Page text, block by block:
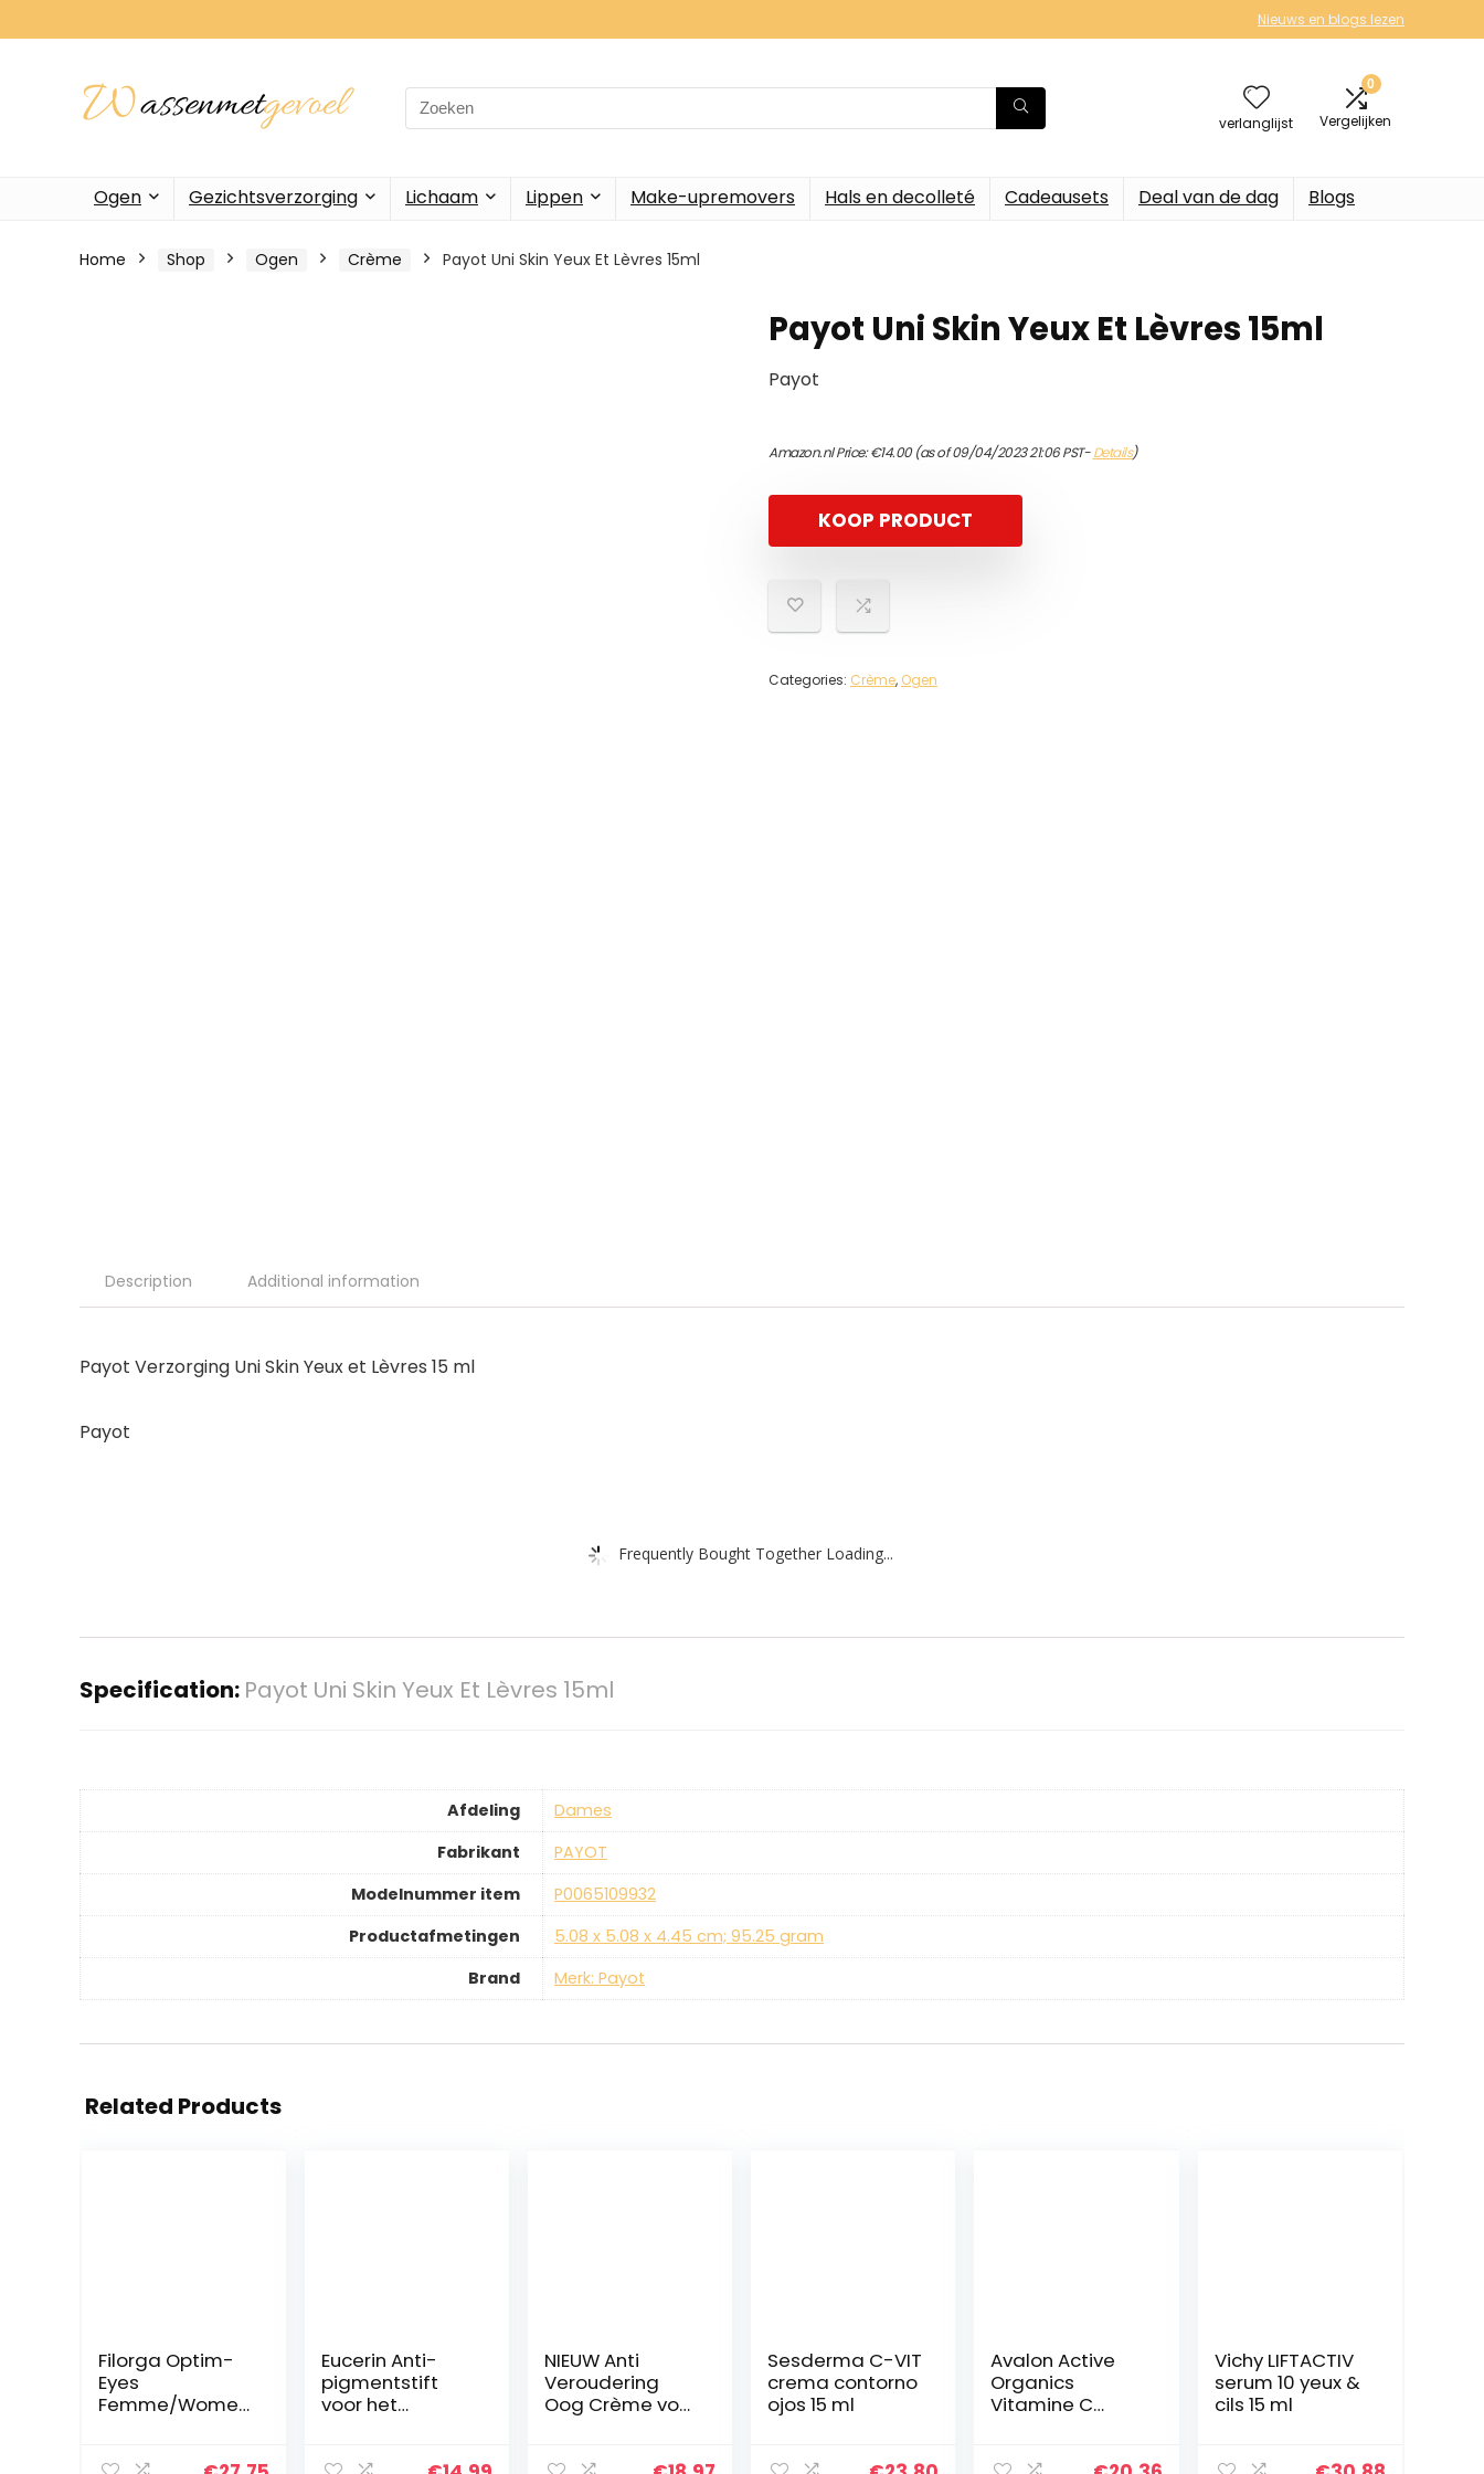
Nieuws en blogs lezen
Search
for:
verlanglijst
0
Vergelijken
Ogen Gezichtsverzorging Lichaam Lippen Make-upremovers Hals en decolleté Cadeausets Deal van de dag Blogs
Home Shop Ogen Crème Payot Uni Skin Yeux Et Lèvres 15ml
Payot Uni Skin Yeux Et Lèvres 15ml
Payot
Amazon.nl Price:€14.00(as of 09/04/2023 21:06 PST-Details)
KOOP PRODUCT
Categories: Crème, Ogen
Description Additional information
Payot Verzorging Uni Skin Yeux et Lèvres 15 ml
Payot
Frequently Bought Together Loading...
Specification: Payot Uni Skin Yeux Et Lèvres 15ml
Afdeling
‎Dames
Fabrikant
‎PAYOT
Modelnummer item
‎P0065109932
Productafmetingen
‎5.08 x 5.08 x 4.45 cm; 95.25 gram
Brand
Merk: Payot
Related Products
Filorga Optim-
Eyes
Femme/Women
Eucerin Anti-
pigmentstift
voor het
NIEUW Anti
Veroudering
Oog Crème voor
Sesderma C-VIT
crema contorno
ojos 15 ml
Avalon Active
Organics
Vitamine C
Vichy LIFTACTIV
serum 10 yeux &
cils 15 ml